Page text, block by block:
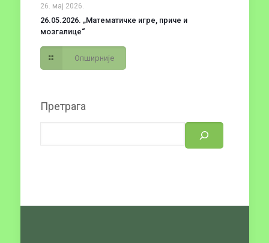
26. мај 2026.
26.05.2026. „Математичке игре, приче и
мозгалице“
Опширније
Претрага